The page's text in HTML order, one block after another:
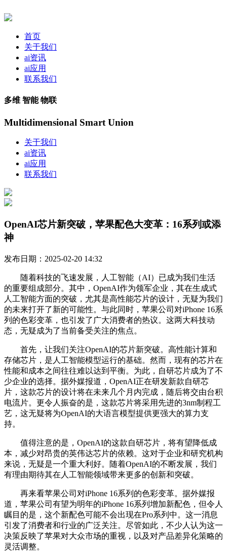
首页
关于我们
ai资讯
ai应用
联系我们
多维 智能 物联
Multidimensional Smart Union
关于我们
ai资讯
ai应用
联系我们
OpenAI芯片新突破，苹果配色大变革：16系列或添
神
发布日期：2025-02-20 14:32
随着科技的飞速发展，人工智能（AI）已成为我们生活
的重要组成部分。其中，OpenAI作为领军企业，其在生成式
人工智能方面的突破，尤其是高性能芯片的设计，无疑为我们
的未来打开了新的可能性。与此同时，苹果公司对iPhone 16系
列的色彩变革，也引发了广大消费者的热议。这两大科技动
态，无疑成为了当前备受关注的焦点。
首先，让我们关注OpenAI的芯片新突破。高性能计算和
存储芯片，是人工智能模型运行的基础。然而，现有的芯片在
性能和成本之间往往难以达到平衡。为此，自研芯片成为了不
少企业的选择。据外媒报道，OpenAI正在研发新款自研芯
片，这款芯片的设计将在未来几个月内完成，随后将交由台积
电流片。更令人振奋的是，这款芯片将采用先进的3nm制程工
艺，这无疑将为OpenAI的大语言模型提供更强大的算力支
持。
值得注意的是，OpenAI的这款自研芯片，将有望降低成
本，减少对昂贵的英伟达芯片的依赖。这对于企业和研究机构
来说，无疑是一个重大利好。随着OpenAI的不断发展，我们
有理由期待其在人工智能领域带来更多的创新和突破。
再来看苹果公司对iPhone 16系列的色彩变革。据外媒报
道，苹果公司有望为明年的iPhone 16系列增加新配色，但令人
瞩目的是，这个新配色可能不会出现在Pro系列中。这一消息
引发了消费者和行业的广泛关注。尽管如此，不少人认为这一
决策反映了苹果对大众市场的重视，以及对产品差异化策略的
灵活调整。